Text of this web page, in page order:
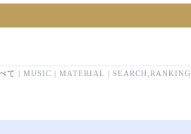
て |MUSIC |MATERIAL |SEARCH,RANKING